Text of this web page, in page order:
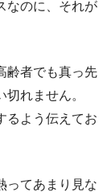
なのに、それが
齢者でも真っ先
れません。
るよう伝えてお
ってあまり見な